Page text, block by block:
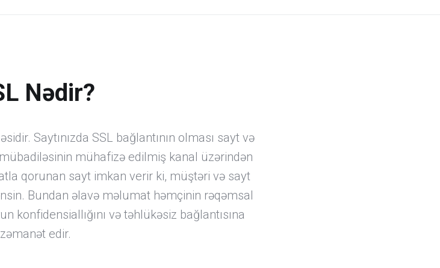
Nədir?
Saytınızda SSL bağlantının olması sayt və
mühafizə edilmiş kanal üzərindən
qorunan sayt imkan verir ki, müştəri və sayt
Bundan əlavə məlumat həmçinin rəqəmsal
konfidensiallığını və təhlükəsiz bağlantısına
zəmanət edir.